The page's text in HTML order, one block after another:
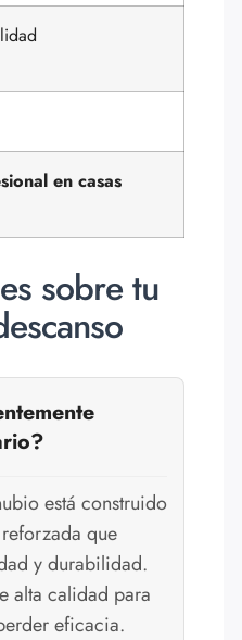
en casas
sobre tu
está construido
que
y durabilidad.
alta calidad para
eficacia.